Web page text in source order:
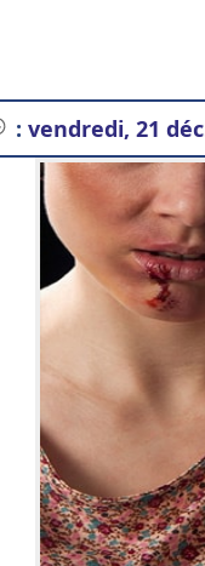
: vendredi, 21